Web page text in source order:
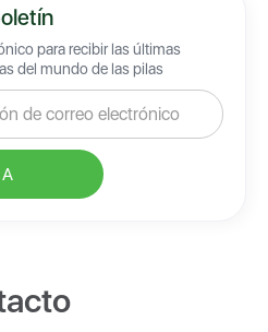
para recibir las últimas
del mundo de las pilas